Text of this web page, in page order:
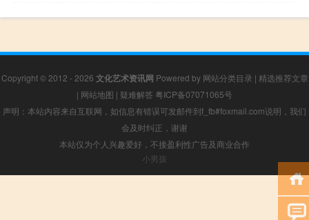
Copyright © 2012 - 2026 文化艺术资讯网 Powered by 网站分类目录 | 精选推荐文章
| 网站地图 | 疑难解答 粤ICP备07071065号
声明：本站内容来自互联网，如信息有错误可发邮件到f_fb#foxmail.com说明，我们
会及时纠正，谢谢
本站仅为个人兴趣爱好，不接盈利性广告及商业合作
小男孩